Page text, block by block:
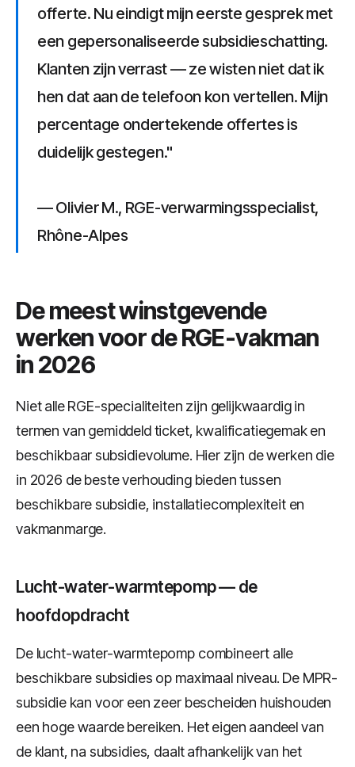
offerte. Nu eindigt mijn eerste gesprek met
een gepersonaliseerde subsidieschatting.
Klanten zijn verrast — ze wisten niet dat ik
hen dat aan de telefoon kon vertellen. Mijn
percentage ondertekende offertes is
duidelijk gestegen."
— Olivier M., RGE-verwarmingsspecialist,
Rhône-Alpes
De meest winstgevende
werken voor de RGE-vakman
in 2026
Niet alle RGE-specialiteiten zijn gelijkwaardig in
termen van gemiddeld ticket, kwalificatiegemak en
beschikbaar subsidievolume. Hier zijn de werken die
in 2026 de beste verhouding bieden tussen
beschikbare subsidie, installatiecomplexiteit en
vakmanmarge.
Lucht-water-warmtepomp — de
hoofdopdracht
De lucht-water-warmtepomp combineert alle
beschikbare subsidies op maximaal niveau. De MPR-
subsidie kan voor een zeer bescheiden huishouden
een hoge waarde bereiken. Het eigen aandeel van
de klant, na subsidies, daalt afhankelijk van het